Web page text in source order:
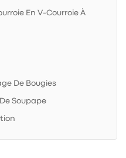
En V-Courroie À
De Bougies
Soupape